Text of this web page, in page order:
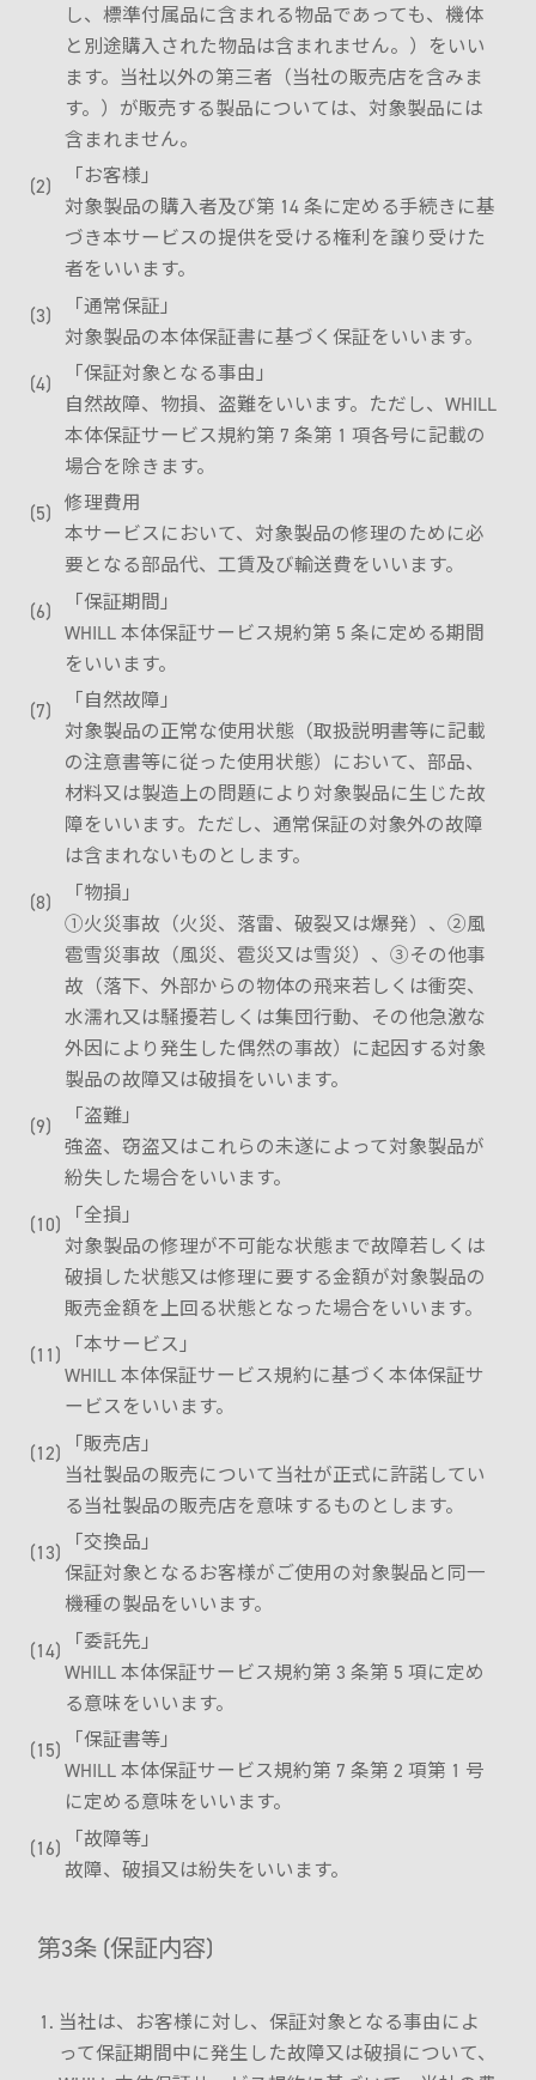
し、標準付属品に含まれる物品であっても、機体
と別途購入された物品は含まれません。）をいい
ます。当社以外の第三者（当社の販売店を含みま
す。）が販売する製品については、対象製品には
含まれません。
「お客様」
対象製品の購入者及び第 14 条に定める手続きに基
づき本サービスの提供を受ける権利を譲り受けた
者をいいます。
「通常保証」
対象製品の本体保証書に基づく保証をいいます。
「保証対象となる事由」
自然故障、物損、盗難をいいます。ただし、WHILL
本体保証サービス規約第 7 条第 1 項各号に記載の
場合を除きます。
修理費用
本サービスにおいて、対象製品の修理のために必
要となる部品代、工賃及び輸送費をいいます。
「保証期間」
WHILL 本体保証サービス規約第 5 条に定める期間
をいいます。
「自然故障」
対象製品の正常な使用状態（取扱説明書等に記載
の注意書等に従った使用状態）において、部品、
材料又は製造上の問題により対象製品に生じた故
障をいいます。ただし、通常保証の対象外の故障
は含まれないものとします。
「物損」
①火災事故（火災、落雷、破裂又は爆発）、②風
雹雪災事故（風災、雹災又は雪災）、③その他事
故（落下、外部からの物体の飛来若しくは衝突、
水濡れ又は騒擾若しくは集団行動、その他急激な
外因により発生した偶然の事故）に起因する対象
製品の故障又は破損をいいます。
「盗難」
強盗、窃盗又はこれらの未遂によって対象製品が
紛失した場合をいいます。
「全損」
対象製品の修理が不可能な状態まで故障若しくは
破損した状態又は修理に要する金額が対象製品の
販売金額を上回る状態となった場合をいいます。
「本サービス」
WHILL 本体保証サービス規約に基づく本体保証サ
ービスをいいます。
「販売店」
当社製品の販売について当社が正式に許諾してい
る当社製品の販売店を意味するものとします。
「交換品」
保証対象となるお客様がご使用の対象製品と同一
機種の製品をいいます。
「委託先」
WHILL 本体保証サービス規約第 3 条第 5 項に定め
る意味をいいます。
「保証書等」
WHILL 本体保証サービス規約第 7 条第 2 項第 1 号
に定める意味をいいます。
「故障等」
故障、破損又は紛失をいいます。
第3条 (保証内容)
当社は、お客様に対し、保証対象となる事由によ
って保証期間中に発生した故障又は破損について、